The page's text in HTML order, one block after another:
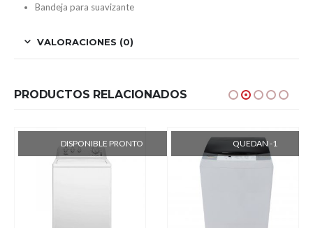
Bandeja para suavizante
VALORACIONES (0)
PRODUCTOS RELACIONADOS
DISPONIBLE PRONTO QUEDAN -1